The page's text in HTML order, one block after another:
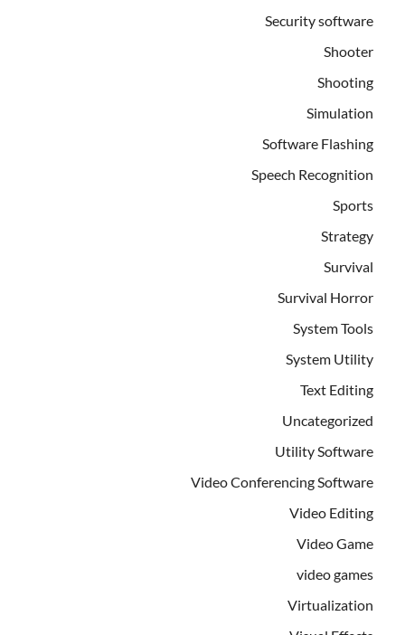
Security software
Shooter
Shooting
Simulation
Software Flashing
Speech Recognition
Sports
Strategy
Survival
Survival Horror
System Tools
System Utility
Text Editing
Uncategorized
Utility Software
Video Conferencing Software
Video Editing
Video Game
video games
Virtualization